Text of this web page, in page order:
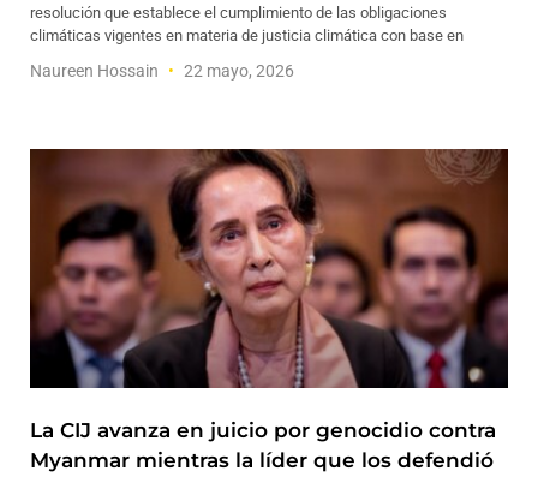
resolución que establece el cumplimiento de las obligaciones
climáticas vigentes en materia de justicia climática con base en
Naureen Hossain 22 mayo, 2026
La CIJ avanza en juicio por genocidio contra
Myanmar mientras la líder que los defendió